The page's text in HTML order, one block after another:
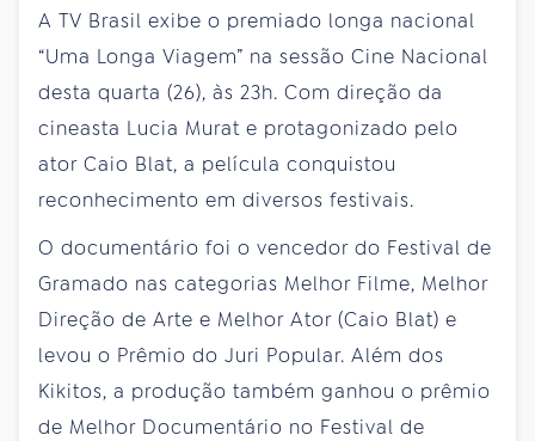
A TV Brasil exibe o premiado longa nacional
“Uma Longa Viagem” na sessão Cine Nacional
desta quarta (26), às 23h. Com direção da
cineasta Lucia Murat e protagonizado pelo
ator Caio Blat, a película conquistou
reconhecimento em diversos festivais.
O documentário foi o vencedor do Festival de
Gramado nas categorias Melhor Filme, Melhor
Direção de Arte e Melhor Ator (Caio Blat) e
levou o Prêmio do Juri Popular. Além dos
Kikitos, a produção também ganhou o prêmio
de Melhor Documentário no Festival de